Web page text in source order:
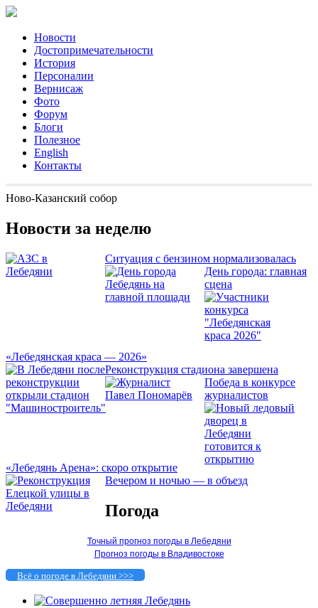
Новости
Достопримечательности
История
Персоналии
Вернисаж
Фото
Форум
Блоги
Полезное
English
Контакты
Ново-Казанский собор
Новости за неделю
Ситуация с бензином нормализовалась
День города: главная
сцена
«Лебедянская краса — 2026»
Реконструкция стадиона завершена
Победа в конкурсе
журналистов
«Лебедянь Арена»: скоро открытие
Вечером и ночью — в объезд
Погода
Точный прогноз погоды в Лебедяни
Прогноз погоды в Владивостоке
Всё о погоде в Лебедяни >>>